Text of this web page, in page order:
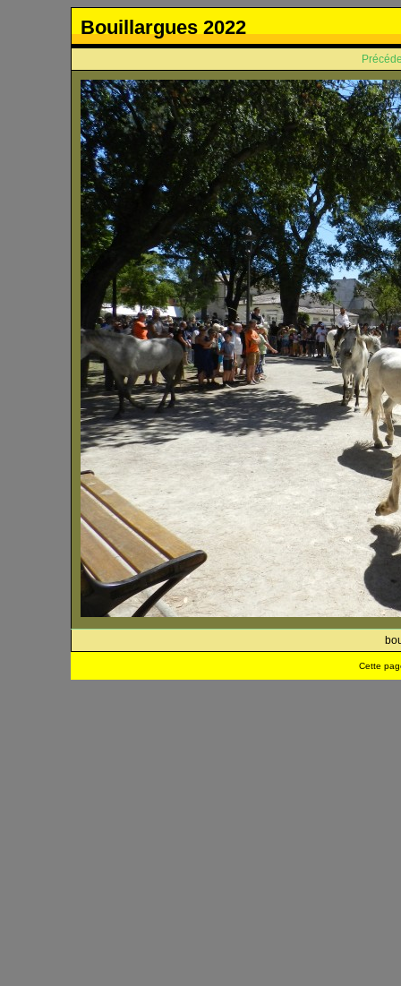
Bouillargues 2022
Cette